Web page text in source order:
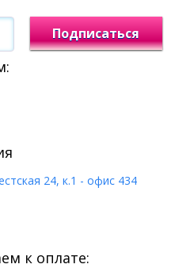
Подписаться
24, к.1 - офис 434
к оплате: